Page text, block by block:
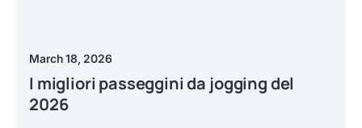
March 18, 2026
I migliori passeggini da jogging del
2026